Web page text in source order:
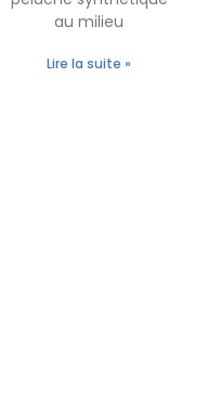
au milieu
Lire la suite »